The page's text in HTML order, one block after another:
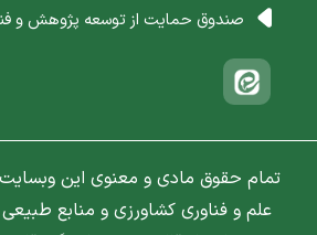
صندوق حمایت از توسعه پژوهش و
تمام حقوق مادی و معنوی این
علم و فناوری کشاورزی و منابع